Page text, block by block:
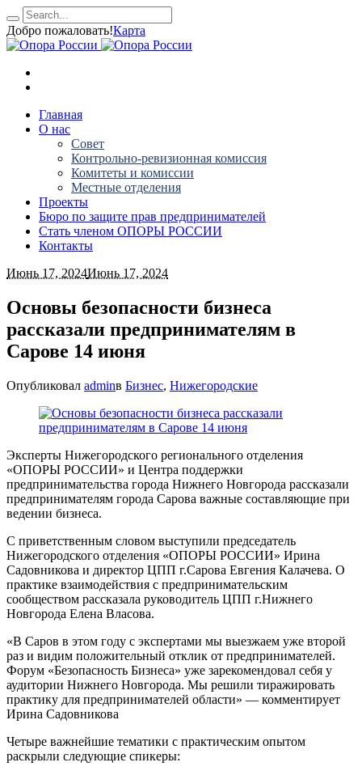
Добро пожаловать!Карта
Главная
О нас
Совет
Контрольно-ревизионная комиссия
Комитеты и комиссии
Местные отделения
Проекты
Бюро по защите прав предпринимателей
Стать членом ОПОРЫ РОССИИ
Контакты
Июнь 17, 2024Июнь 17, 2024
Основы безопасности бизнеса
рассказали предпринимателям в
Сарове 14 июня
Опубликовал adminв Бизнес, Нижегородские
Эксперты Нижегородского регионального отделения
«ОПОРЫ РОССИИ» и Центра поддержки
предпринимательства города Нижнего Новгорода рассказали
предпринимателям города Сарова важные составляющие при
ведении бизнеса.
С приветственным словом выступили председатель
Нижегородского отделения «ОПОРЫ РОССИИ» Ирина
Садовникова и директор ЦПП г.Сарова Евгения Калачева. О
практике взаимодействия с предпринимательским
сообществом рассказала руководитель ЦПП г.Нижнего
Новгорода Елена Власова.
«В Саров в этом году с экспертами мы выезжаем уже второй
раз и видим положительный отклик от предпринимателей.
Форум «Безопасность Бизнеса» уже зарекомендовал себя у
аудитории Нижнего Новгорода. Мы решили тиражировать
практику для предпринимателей области» — комментирует
Ирина Садовникова
Четыре важнейшие тематики с практическим опытом
раскрыли следующие спикеры: